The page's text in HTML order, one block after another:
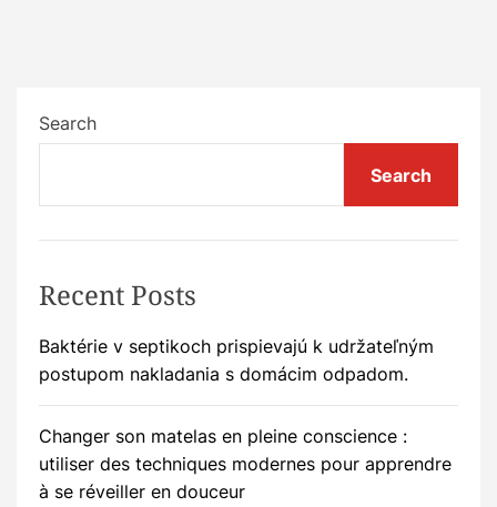
Search
Search
Recent Posts
Baktérie v septikoch prispievajú k udržateľným
postupom nakladania s domácim odpadom.
Changer son matelas en pleine conscience :
utiliser des techniques modernes pour apprendre
à se réveiller en douceur